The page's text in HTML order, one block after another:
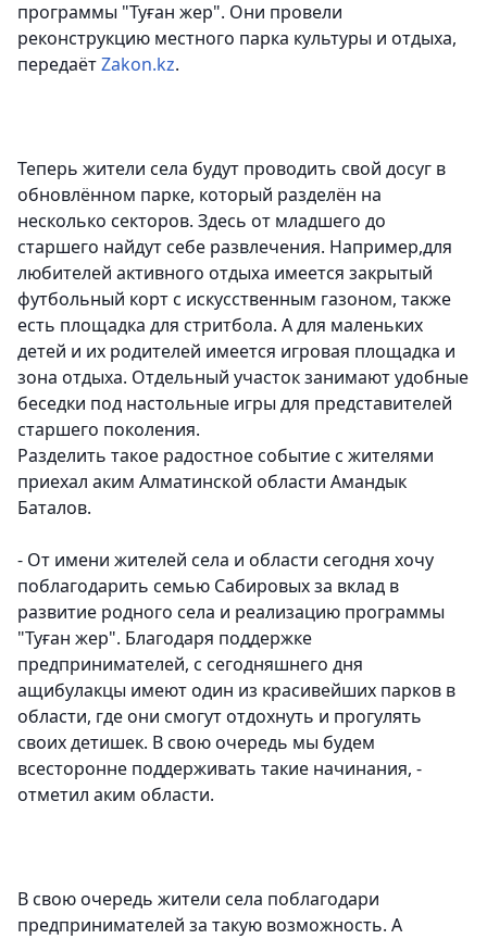
программы "Туған жер". Они провели
реконструкцию местного парка культуры и отдыха,
передаётZakon.kz.
Теперь жители села будут проводить свой досуг в
обновлённом парке, который разделён на
несколько секторов. Здесь от младшего до
старшего найдут себе развлечения. Например,для
любителей активного отдыха имеется закрытый
футбольный корт с искусственным газоном, также
есть площадка для стритбола. А для маленьких
детей и их родителей имеется игровая площадка и
зона отдыха. Отдельный участок занимают удобные
беседки под настольные игры для представителей
старшего поколения.
Разделить такое радостное событие с жителями
приехал аким Алматинской области Амандык
Баталов.
- От имени жителей села и области сегодня хочу
поблагодарить семью Сабировых за вклад в
развитие родного села и реализацию программы
"Туған жер". Благодаря поддержке
предпринимателей, с сегодняшнего дня
ащибулакцы имеют один из красивейших парков в
области, где они смогут отдохнуть и прогулять
своих детишек. В свою очередь мы будем
всесторонне поддерживать такие начинания, -
отметил аким области.
В свою очередь жители села поблагодари
предпринимателей за такую возможность. А